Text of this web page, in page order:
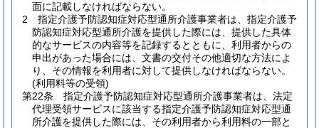
面に記載しなければならない。
2
指定介護予防認知症対応型通所介護事業者は、指定介護予
防認知症対応型通所介護を提供した際には、提供した具体
的なサービスの内容等を記録するとともに、利用者からの
申出があった場合には、文書の交付その他適切な方法によ
り、その情報を利用者に対して提供しなければならない。
(利用料等の受領)
第22条
指定介護予防認知症対応型通所介護事業者は、法定
代理受領サービスに該当する指定介護予防認知症対応型通
所介護を提供した際には、その利用者から利用料の一部と